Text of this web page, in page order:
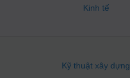
Kinh tế
Kỹ thuật xây dựng